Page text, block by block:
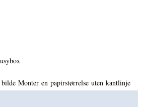
Monter en papirstørrelse uten kantlinje